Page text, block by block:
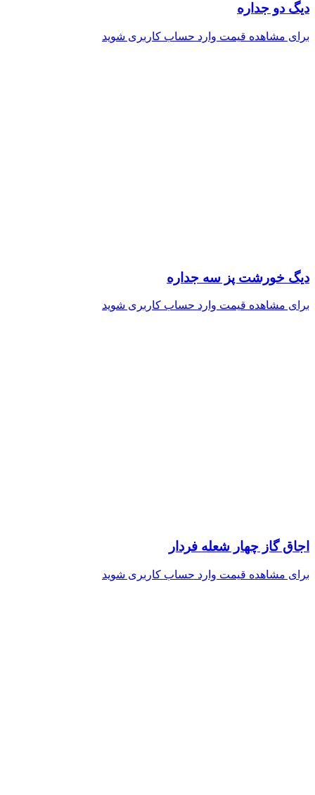
دیگ دو جداره
برای مشاهده قیمت وارد حساب کاربری شوید
دیگ خورشت پز سه جداره
برای مشاهده قیمت وارد حساب کاربری شوید
اجاق گاز چهار شعله فردار
برای مشاهده قیمت وارد حساب کاربری شوید